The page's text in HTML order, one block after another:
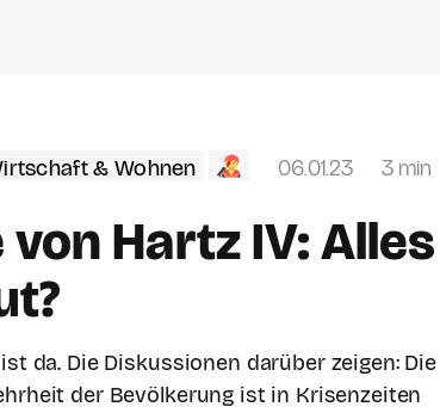
& Wohnen 06.01.23 3 min
von Hartz IV: Alles
da. Die Diskussionen darüber zeigen: Die
der Bevölkerung ist in Krisenzeiten